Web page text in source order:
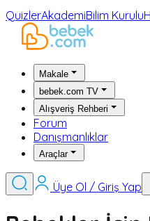
QuizlerAkademiBilim Kurulu
Makale
bebek.com TV
Alışveriş Rehberi
Forum
Danışmanlıklar
Araçlar
Üye Ol / Giriş Yap